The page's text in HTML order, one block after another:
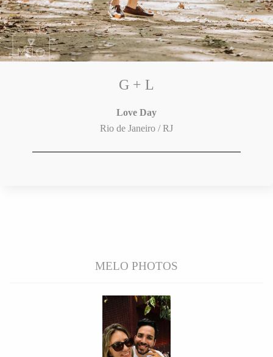
G + L
Love Day
Rio de Janeiro / RJ
MELO PHOTOS